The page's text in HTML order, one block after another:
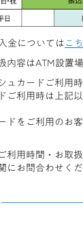
金については こ
内容はATM設置
ュカードご利用
ご利用時は上記
ドをご利用のお
利用時間・お取
にお問合わせくだ